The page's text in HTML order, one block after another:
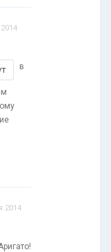
в
2014